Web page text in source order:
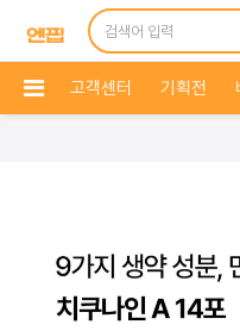
고객센터 기획전